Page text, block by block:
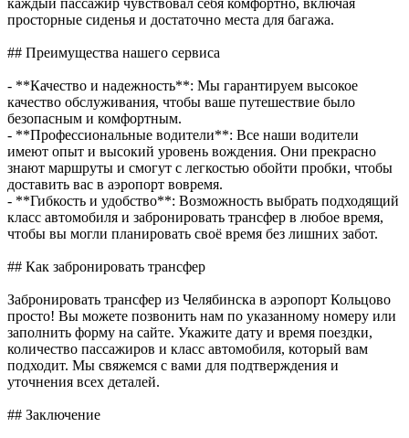
просторные сиденья и достаточно места для багажа.
## Преимущества нашего сервиса
- **Качество и надежность**: Мы гарантируем высокое
качество обслуживания, чтобы ваше путешествие было
безопасным и комфортным.
- **Профессиональные водители**: Все наши водители
имеют опыт и высокий уровень вождения. Они прекрасно
знают маршруты и смогут с легкостью обойти пробки, чтобы
доставить вас в аэропорт вовремя.
- **Гибкость и удобство**: Возможность выбрать подходящий
класс автомобиля и забронировать трансфер в любое время,
чтобы вы могли планировать своё время без лишних забот.
## Как забронировать трансфер
Забронировать трансфер из Челябинска в аэропорт Кольцово
просто! Вы можете позвонить нам по указанному номеру или
заполнить форму на сайте. Укажите дату и время поездки,
количество пассажиров и класс автомобиля, который вам
подходит. Мы свяжемся с вами для подтверждения и
уточнения всех деталей.
## Заключение